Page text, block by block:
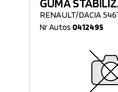
GUMA
RENAULT/DACIA
Nr Autos 0412495